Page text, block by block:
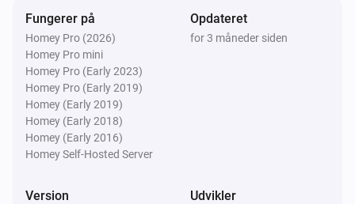
Fungerer på
Homey Pro (2026)
Homey Pro mini
Homey Pro (Early 2023)
Homey Pro (Early 2019)
Homey (Early 2019)
Homey (Early 2018)
Homey (Early 2016)
Homey Self-Hosted Server
Opdateret
for 3 måneder siden
Version Udvikler